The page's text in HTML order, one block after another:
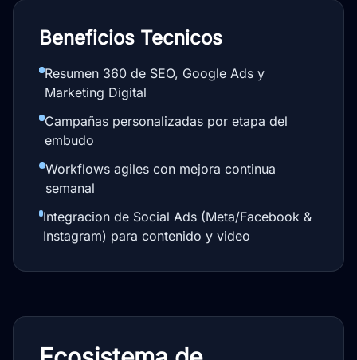
Beneficios Tecnicos
Resumen 360 de SEO, Google Ads y
Marketing Digital
Campañas personalizadas por etapa del
embudo
Workflows agiles con mejora continua
semanal
Integracion de Social Ads (Meta/Facebook &
Instagram) para contenido y video